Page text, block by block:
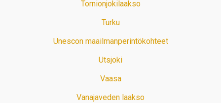
Tornionjokilaakso
Turku
Unescon maailmanperintökohteet
Utsjoki
Vaasa
Vanajaveden laakso